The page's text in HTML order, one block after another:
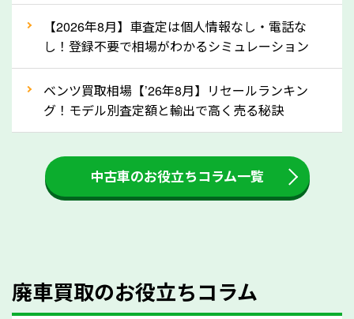
な車は早めに廃車手続きをしたほうが良いでしょう。
③自動車税の還付金の扱いについて確認し
ましょう！
車を廃車にすると、自動車税の還付金を受け取ること
ができる場合があります。廃車買取業者の中には、還
付金をお客様に返還しない業者もあります。廃車査定
をする際には、自動車税の還付金の返還があるかどう
かを確認するようにしてください。広島県のソコカラ
人気の車種は廃車の状態でも、高価買取が可能です。
【2026年8月】車査定は個人情報なし・電話な
し！登録不要で相場がわかるシミュレーション
ベンツ買取相場【’26年8月】リセールランキン
グ！モデル別査定額と輸出で高く売る秘訣
中古車のお役立ちコラム一覧
廃車買取のお役立ちコラム